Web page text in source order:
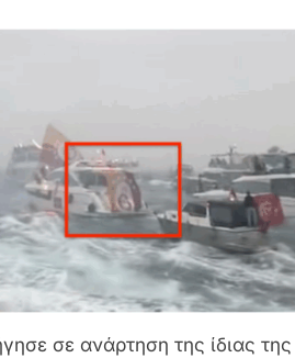
σε ανάρτηση της ίδιας της